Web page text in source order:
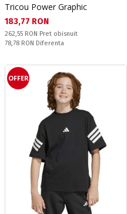
Tricou Power Graphic
Текуща цена:
183,77 RON
Pret obisnuit:
262,55 RON Pret obisnuit
Спестявате:
78,78 RON Diferenta
OFFER